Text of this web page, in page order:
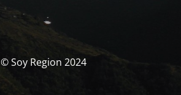
© Soy Region 2024